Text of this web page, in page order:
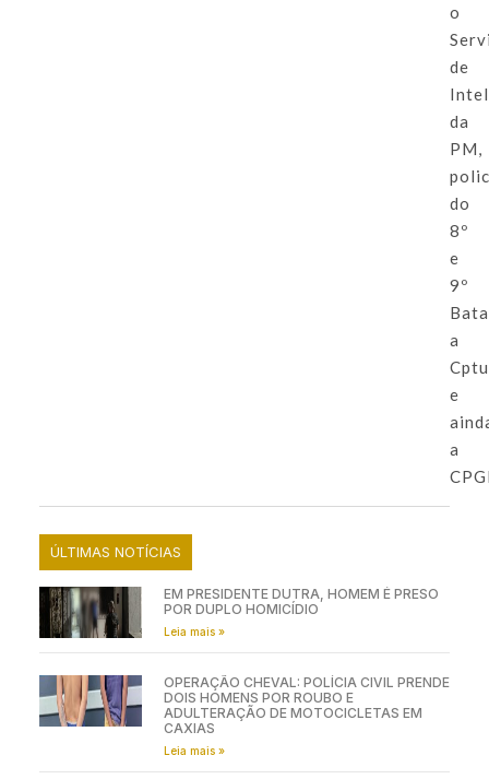
o
de
da
PM,
do
8º
e
9º
a
e
a
ÚLTIMAS NOTÍCIAS
EM PRESIDENTE DUTRA, HOMEM É PRESO
POR DUPLO HOMICÍDIO
Leia mais »
OPERAÇÃO CHEVAL: POLÍCIA CIVIL PRENDE
DOIS HOMENS POR ROUBO E
ADULTERAÇÃO DE MOTOCICLETAS EM
CAXIAS
Leia mais »